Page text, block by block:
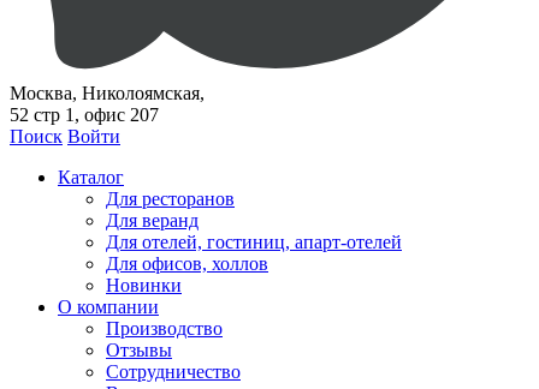
Москва, Николоямская,
52 стр 1, офис 207
Поиск Войти
Каталог
Для ресторанов
Для веранд
Для отелей, гостиниц, апарт-отелей
Для офисов, холлов
Новинки
О компании
Производство
Отзывы
Сотрудничество